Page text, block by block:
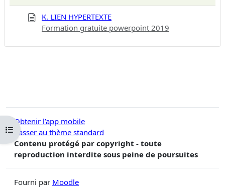
Ouvrir l’index du cours
K. LIEN HYPERTEXTE
Formation gratuite powerpoint 2019
Obtenir l’app mobile
Passer au thème standard
Contenu protégé par copyright - toute
reproduction interdite sous peine de poursuites
Fourni par Moodle